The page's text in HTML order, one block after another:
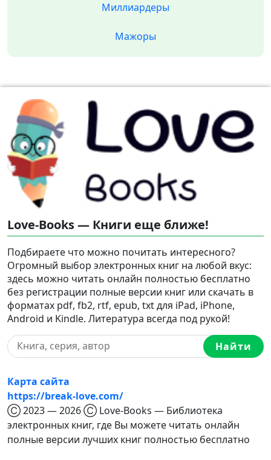
Миллиардеры
Мажоры
Love-Books — Книги еще ближе!
Подбираете что можно почитать интересного?
Огромный выбор электронных книг на любой вкус:
здесь можно читать онлайн полностью бесплатно
без регистрации полные версии книг или скачать в
форматах pdf, fb2, rtf, epub, txt для iPad, iPhone,
Android и Kindle. Литература всегда под рукой!
Найти
Карта сайта
https://break-love.com/
Ⓒ 2023 — 2026 Ⓒ Love-Books — Библиотека
электронных книг, где Вы можете читать онлайн
полные версии лучших книг полностью бесплатно